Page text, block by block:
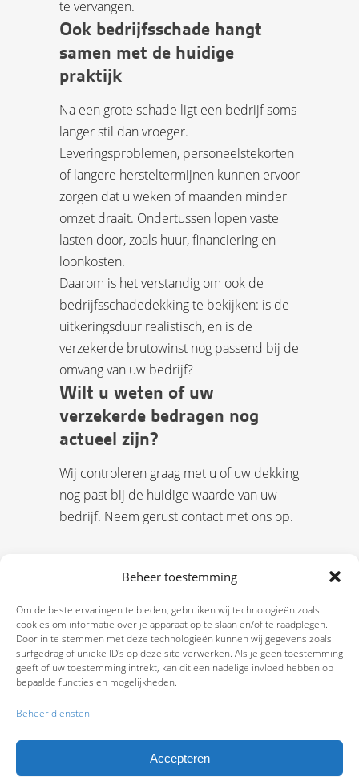
Beheer toestemming
Om de beste ervaringen te bieden, gebruiken wij technologieën zoals
cookies om informatie over je apparaat op te slaan en/of te raadplegen.
Door in te stemmen met deze technologieën kunnen wij gegevens zoals
surfgedrag of unieke ID's op deze site verwerken. Als je geen toestemming
geeft of uw toestemming intrekt, kan dit een nadelige invloed hebben op
bepaalde functies en mogelijkheden.
Beheer diensten
Accepteren
te vervangen.
Ook bedrijfsschade hangt
samen met de huidige
praktijk
Na een grote schade ligt een bedrijf soms
langer stil dan vroeger.
Leveringsproblemen, personeelstekorten
of langere hersteltermijnen kunnen ervoor
zorgen dat u weken of maanden minder
omzet draait. Ondertussen lopen vaste
lasten door, zoals huur, financiering en
loonkosten.
Daarom is het verstandig om ook de
bedrijfsschadedekking te bekijken: is de
uitkeringsduur realistisch, en is de
verzekerde brutowinst nog passend bij de
omvang van uw bedrijf?
Wilt u weten of uw
verzekerde bedragen nog
actueel zijn?
Wij controleren graag met u of uw dekking
nog past bij de huidige waarde van uw
bedrijf. Neem gerust contact met ons op.